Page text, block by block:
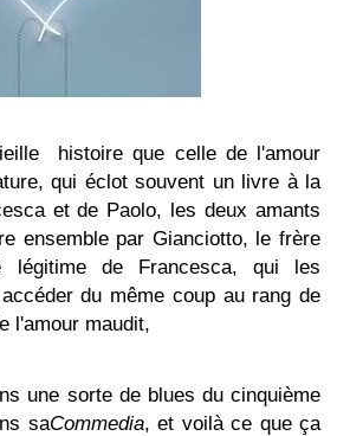
histoire que celle de l'amour
qui éclot souvent un livre à la
et de Paolo, les deux amants
ensemble par Gianciotto, le frère
légitime de Francesca, qui les
du même coup au rang de
l'amour maudit,
une sorte de blues du cinquième
saCommedia, et voilà ce que ça